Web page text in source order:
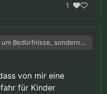
1
Bedürfnisse, sondern
niemals befürworten, daß
verhalten und keinerlei
nur auf Grund
präventiv weggesperrt
genommen werden.
von mir eine
für Kinder